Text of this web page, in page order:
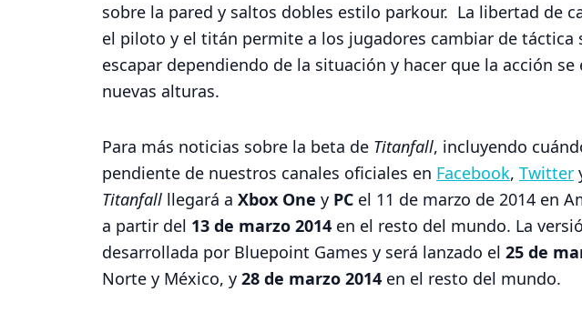
sobre la pared y saltos dobles estilo parkour. La libertad de
el piloto y el titán permite a los jugadores cambiar de táctica
escapar dependiendo de la situación y hacer que la acción
nuevas alturas.
Para más noticias sobre la beta de Titanfall, incluyendo
pendiente de nuestros canales oficiales en Facebook, Twitter
Titanfallllegará a Xbox One y PCel 11 de marzo de 2014 en
a partir del 13 de marzo 2014en el resto del mundo. La
desarrollada por Bluepoint Games y será lanzado el 25 de
Norte y México, y 28 de marzo 2014en el resto del mundo.